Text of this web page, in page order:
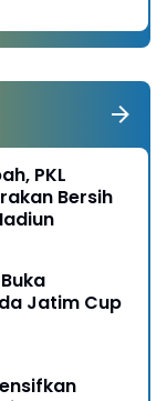
PKL
Bersih
Jatim Cup